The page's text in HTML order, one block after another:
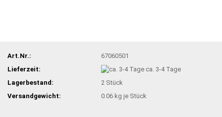
Art.Nr.:
67060501
Lieferzeit:
ca. 3-4 Tage
Lagerbestand:
2 Stück
Versandgewicht:
0.06 kg je Stück